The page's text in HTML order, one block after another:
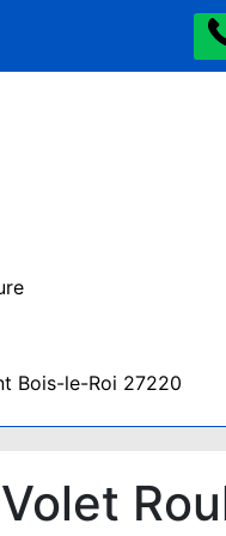
Bois-le-Roi 27220